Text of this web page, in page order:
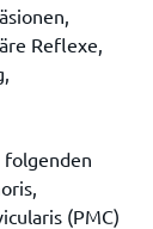
Reflexe,
folgenden
(PMC)